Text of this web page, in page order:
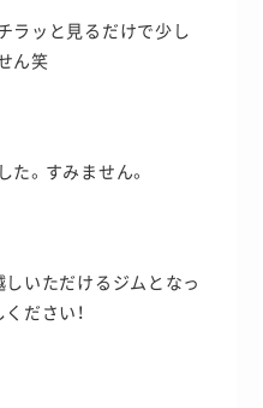
ラッと見るだけで少し
ん笑
。すみません。
いただけるジムとなっ
ださい！